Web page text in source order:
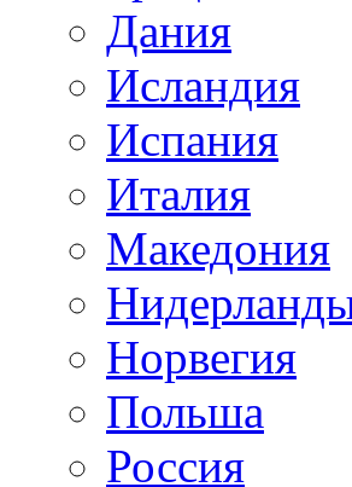
Дания
Исландия
Испания
Италия
Македония
Норвегия
Польша
Россия